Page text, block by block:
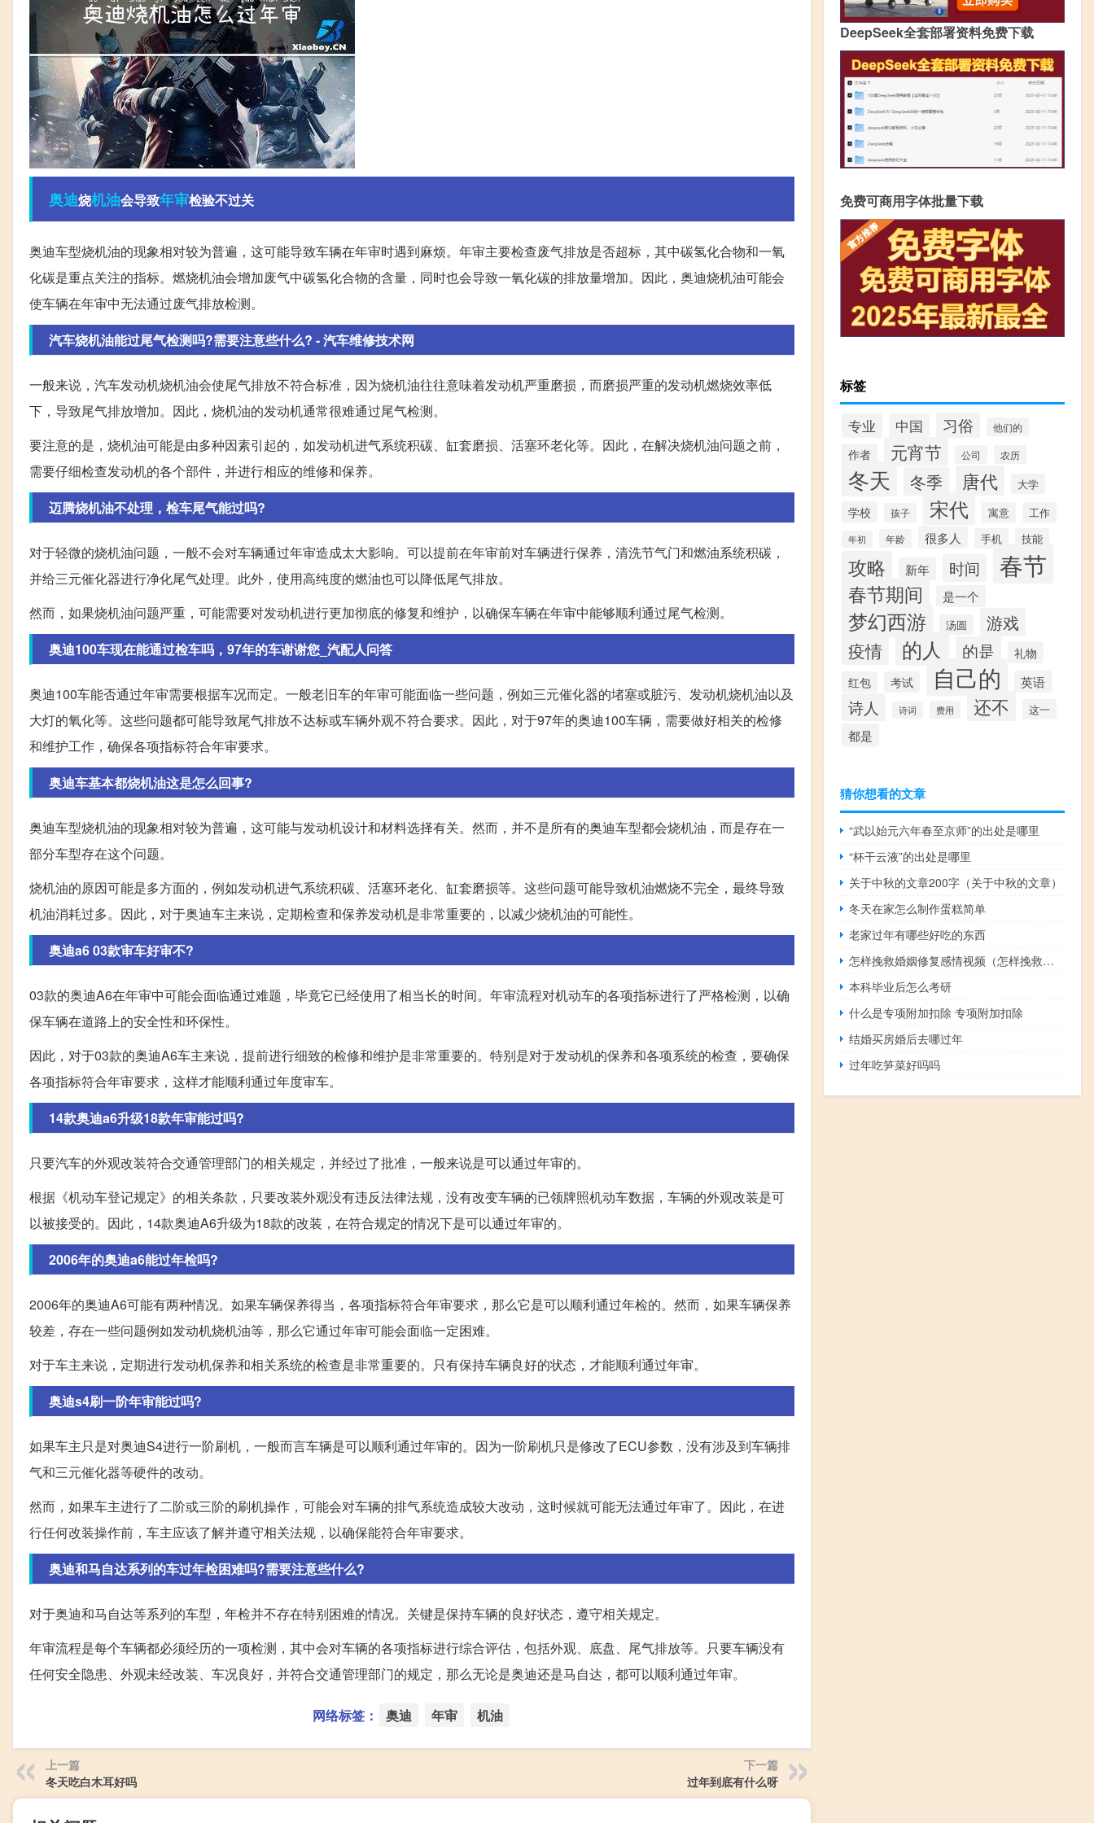
奥迪烧机油会导致年审检验不过关
奥迪车型烧机油的现象相对较为普遍，这可能导致车辆在年审时遇到麻烦。年审主要检查废气排放是否超标，其中碳氢化合物和一氧
化碳是重点关注的指标。燃烧机油会增加废气中碳氢化合物的含量，同时也会导致一氧化碳的排放量增加。因此，奥迪烧机油可能会
使车辆在年审中无法通过废气排放检测。
汽车烧机油能过尾气检测吗?需要注意些什么? - 汽车维修技术网
一般来说，汽车发动机烧机油会使尾气排放不符合标准，因为烧机油往往意味着发动机严重磨损，而磨损严重的发动机燃烧效率低
下，导致尾气排放增加。因此，烧机油的发动机通常很难通过尾气检测。
要注意的是，烧机油可能是由多种因素引起的，如发动机进气系统积碳、缸套磨损、活塞环老化等。因此，在解决烧机油问题之前，
需要仔细检查发动机的各个部件，并进行相应的维修和保养。
迈腾烧机油不处理，检车尾气能过吗?
对于轻微的烧机油问题，一般不会对车辆通过年审造成太大影响。可以提前在年审前对车辆进行保养，清洗节气门和燃油系统积碳，
并给三元催化器进行净化尾气处理。此外，使用高纯度的燃油也可以降低尾气排放。
然而，如果烧机油问题严重，可能需要对发动机进行更加彻底的修复和维护，以确保车辆在年审中能够顺利通过尾气检测。
奥迪100车现在能通过检车吗，97年的车谢谢您_汽配人问答
奥迪100车能否通过年审需要根据车况而定。一般老旧车的年审可能面临一些问题，例如三元催化器的堵塞或脏污、发动机烧机油以及
大灯的氧化等。这些问题都可能导致尾气排放不达标或车辆外观不符合要求。因此，对于97年的奥迪100车辆，需要做好相关的检修
和维护工作，确保各项指标符合年审要求。
奥迪车基本都烧机油这是怎么回事?
奥迪车型烧机油的现象相对较为普遍，这可能与发动机设计和材料选择有关。然而，并不是所有的奥迪车型都会烧机油，而是存在一
部分车型存在这个问题。
烧机油的原因可能是多方面的，例如发动机进气系统积碳、活塞环老化、缸套磨损等。这些问题可能导致机油燃烧不完全，最终导致
机油消耗过多。因此，对于奥迪车主来说，定期检查和保养发动机是非常重要的，以减少烧机油的可能性。
奥迪a6 03款审车好审不?
03款的奥迪A6在年审中可能会面临通过难题，毕竟它已经使用了相当长的时间。年审流程对机动车的各项指标进行了严格检测，以确
保车辆在道路上的安全性和环保性。
因此，对于03款的奥迪A6车主来说，提前进行细致的检修和维护是非常重要的。特别是对于发动机的保养和各项系统的检查，要确保
各项指标符合年审要求，这样才能顺利通过年度审车。
14款奥迪a6升级18款年审能过吗?
只要汽车的外观改装符合交通管理部门的相关规定，并经过了批准，一般来说是可以通过年审的。
根据《机动车登记规定》的相关条款，只要改装外观没有违反法律法规，没有改变车辆的已领牌照机动车数据，车辆的外观改装是可
以被接受的。因此，14款奥迪A6升级为18款的改装，在符合规定的情况下是可以通过年审的。
2006年的奥迪a6能过年检吗?
2006年的奥迪A6可能有两种情况。如果车辆保养得当，各项指标符合年审要求，那么它是可以顺利通过年检的。然而，如果车辆保养
较差，存在一些问题例如发动机烧机油等，那么它通过年审可能会面临一定困难。
对于车主来说，定期进行发动机保养和相关系统的检查是非常重要的。只有保持车辆良好的状态，才能顺利通过年审。
奥迪s4刷一阶年审能过吗?
如果车主只是对奥迪S4进行一阶刷机，一般而言车辆是可以顺利通过年审的。因为一阶刷机只是修改了ECU参数，没有涉及到车辆排
气和三元催化器等硬件的改动。
然而，如果车主进行了二阶或三阶的刷机操作，可能会对车辆的排气系统造成较大改动，这时候就可能无法通过年审了。因此，在进
行任何改装操作前，车主应该了解并遵守相关法规，以确保能符合年审要求。
奥迪和马自达系列的车过年检困难吗?需要注意些什么?
对于奥迪和马自达等系列的车型，年检并不存在特别困难的情况。关键是保持车辆的良好状态，遵守相关规定。
年审流程是每个车辆都必须经历的一项检测，其中会对车辆的各项指标进行综合评估，包括外观、底盘、尾气排放等。只要车辆没有
任何安全隐患、外观未经改装、车况良好，并符合交通管理部门的规定，那么无论是奥迪还是马自达，都可以顺利通过年审。
网络标签： 奥迪 年审 机油
上一篇
冬天吃白木耳好吗
下一篇
过年到底有什么呀
DeepSeek全套部署资料免费下载
免费可商用字体批量下载
标签
专业 中国 习俗 他们的
作者 元宵节 公司 农历
冬天 冬季 唐代 大学
学校 孩子 宋代 寓意 工作
年初 年龄 很多人 手机 技能
攻略 新年 时间 春节
春节期间 是一个
梦幻西游 汤圆 游戏
疫情 的人 的是 礼物
红包 考试 自己的 英语
诗人 诗词 费用 还不 这一
都是
猜你想看的文章
“武以始元六年春至京师”的出处是哪里
“杯干云液”的出处是哪里
关于中秋的文章200字（关于中秋的文章）
冬天在家怎么制作蛋糕简单
老家过年有哪些好吃的东西
怎样挽救婚姻修复感情视频（怎样挽救婚姻）
本科毕业后怎么考研
什么是专项附加扣除 专项附加扣除
结婚买房婚后去哪过年
过年吃笋菜好吗吗